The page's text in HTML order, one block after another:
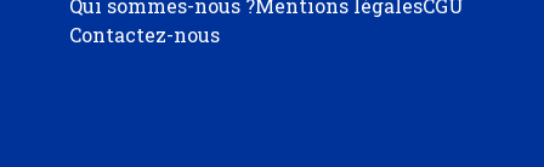
Qui sommes-nous ?Mentions légalesCGU
Contactez-nous